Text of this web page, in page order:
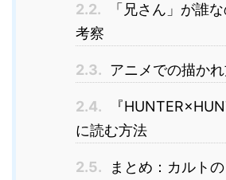
2.2.
「兄さん」が誰
考察
2.3. アニメでの描か
2.4.
『
に読む方法
2.5.
まとめ：カルト